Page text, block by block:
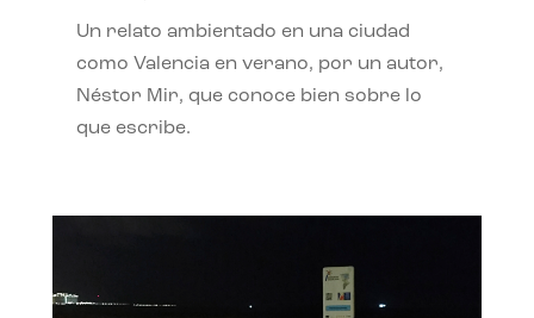
Un relato ambientado en una ciudad
como Valencia en verano, por un autor,
Néstor Mir, que conoce bien sobre lo
que escribe.